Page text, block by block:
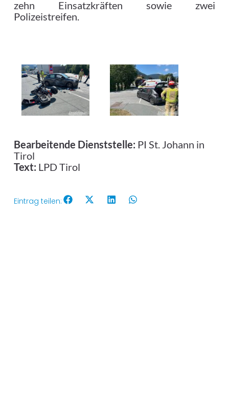
zehn Einsatzkräften sowie zwei
Polizeistreifen.
Bearbeitende Dienststelle: PI St. Johann in
Tirol
Text: LPD Tirol
Eintrag teilen: